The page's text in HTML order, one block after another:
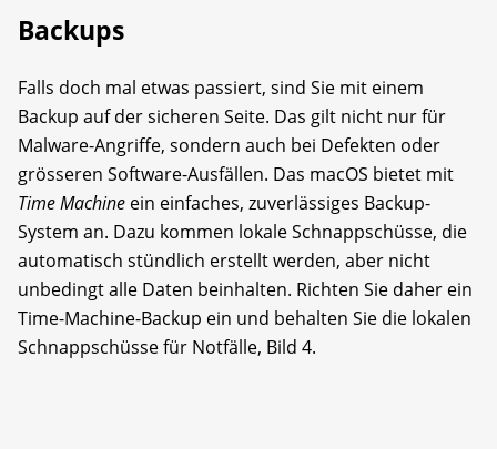
Backups
Falls doch mal etwas passiert, sind Sie mit einem
Backup auf der sicheren Seite. Das gilt nicht nur für
Malware-Angriffe, sondern auch bei Defekten oder
grösseren Software-Ausfällen. Das macOS bietet mit
Time Machine ein einfaches, zuverlässiges Backup-
System an. Dazu kommen lokale Schnappschüsse, die
automatisch stündlich erstellt werden, aber nicht
unbedingt alle Daten beinhalten. Richten Sie daher ein
Time-Machine-Backup ein und behalten Sie die lokalen
Schnappschüsse für Notfälle, Bild 4.